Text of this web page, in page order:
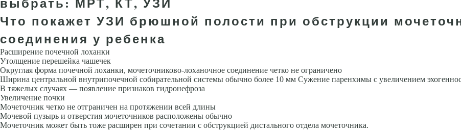
Что покажет УЗИ брюшной полости при обструкции
соединения у ребенка
Расширение почечной лоханки
Утолщение перешейка чашечек
Округ­лая форма почечной лоханки, мочеточниково-лоханочное соединение чет­ко не ограничено
Ширина центральной внутрипочечной собирательной системы обычно более 10 мм Сужение паренхимы с увеличением
В тяжелых случаях — появление признаков гидронефроза
Увеличение почки
Мочеточник четко не отграничен на протяжении всей длины
Мочевой пузырь и отверстия мочеточников расположены обыч­но
Мочеточник может быть тоже расширен при сочетании с обструкци­ей дистального отдела мочеточника.